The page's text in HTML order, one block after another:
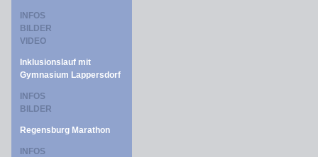
INFOS
BILDER
VIDEO
Inklusionslauf mit
Gymnasium Lappersdorf
INFOS
BILDER
Regensburg Marathon
INFOS